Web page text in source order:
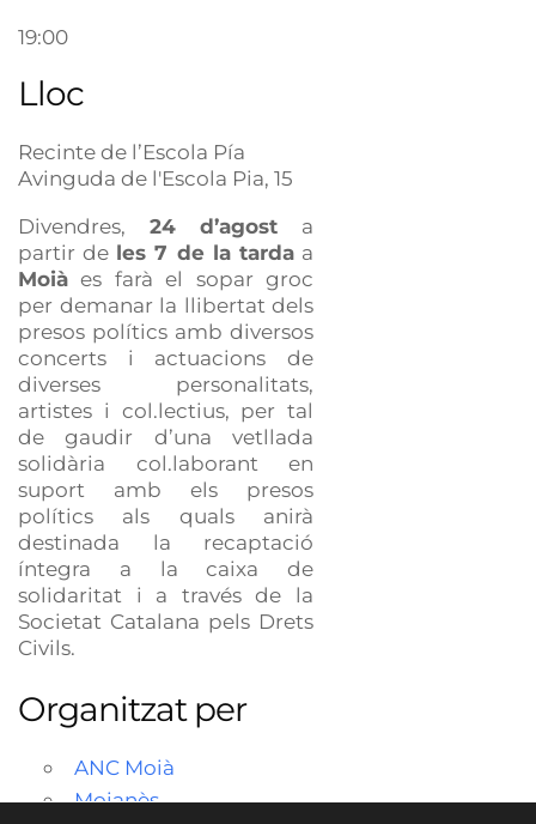
19:00
Lloc
Recinte de l’Escola Pía
Avinguda de l'Escola Pia, 15
Divendres, 24 d’agost a
partir de les 7 de la tardaa
Moià es farà el sopar groc
per demanar la llibertat dels
presos polítics amb diversos
concerts i actuacions de
diverses personalitats,
artistes i col.lectius, per tal
de gaudir d’una vetllada
solidària col.laborant en
suport amb els presos
polítics als quals anirà
destinada la recaptació
íntegra a la caixa de
solidaritat i a través de la
Societat Catalana pels Drets
Civils.
Organitzat per
ANC Moià
Moianès